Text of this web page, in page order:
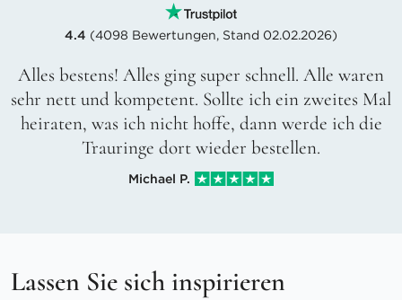
4.4 (4098 Bewertungen, Stand 02.02.2026)
Alles bestens! Alles ging super schnell. Alle waren
sehr nett und kompetent. Sollte ich ein zweites Mal
heiraten, was ich nicht hoffe, dann werde ich die
Trauringe dort wieder bestellen.
Michael P.
Lassen Sie sich inspirieren